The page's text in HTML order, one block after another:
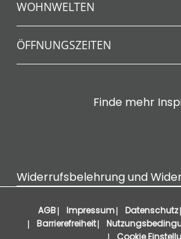
WOHNWELTEN
ÖFFNUNGSZEITEN
Finde mehr
Widerrufsbelehrung und
AGB Impressum Datenschutz
Barrierefreiheit
Cookie